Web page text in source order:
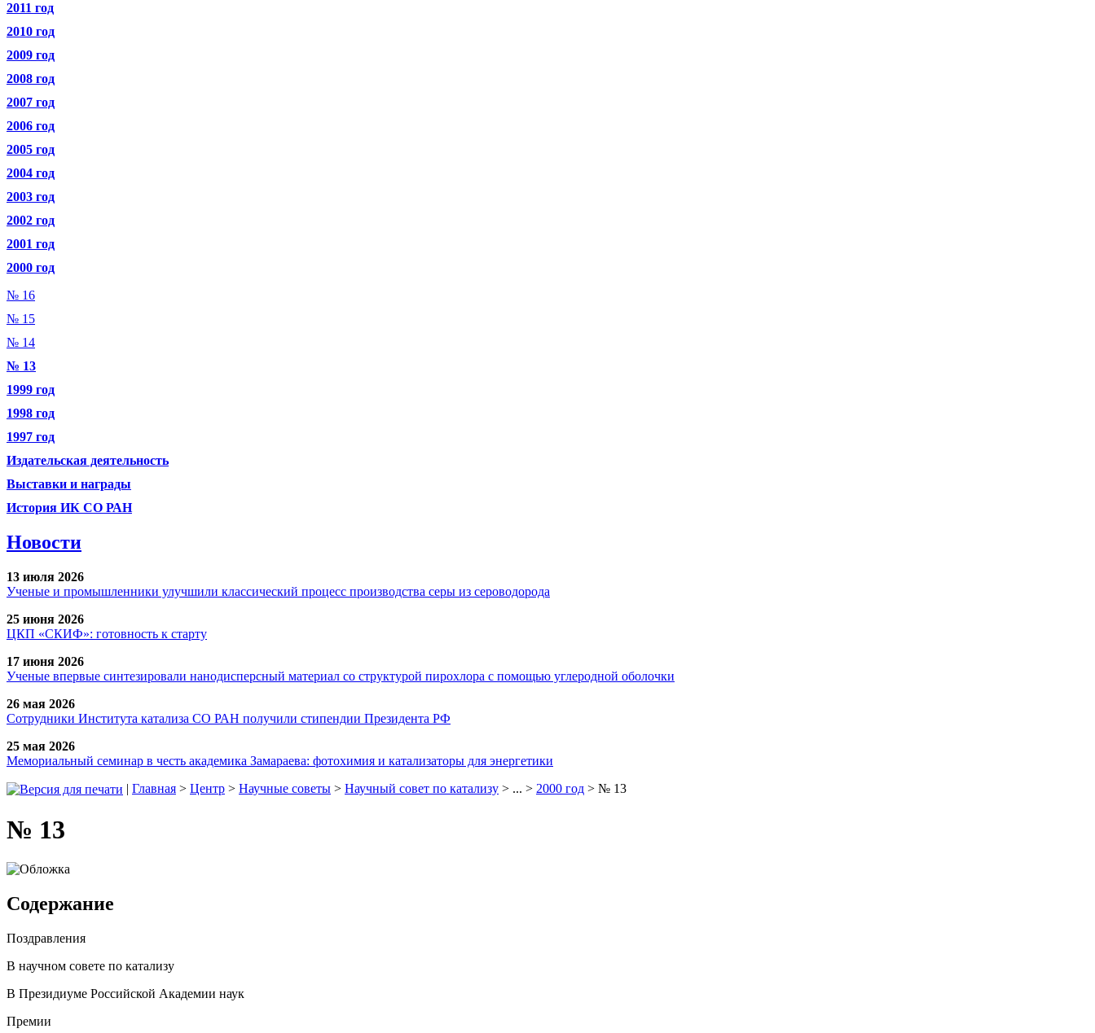
2011 год
2010 год
2009 год
2008 год
2007 год
2006 год
2005 год
2004 год
2003 год
2002 год
2001 год
2000 год
№ 16
№ 15
№ 14
№ 13
1999 год
1998 год
1997 год
Издательская деятельность
Выставки и награды
История ИК СО РАН
Новости
13 июля 2026
Ученые и промышленники улучшили классический процесс производства серы из сероводорода
25 июня 2026
ЦКП «СКИФ»: готовность к старту
17 июня 2026
Ученые впервые синтезировали нанодисперсный материал со структурой пирохлора с помощью углеродной оболочки
26 мая 2026
Сотрудники Института катализа СО РАН получили стипендии Президента РФ
25 мая 2026
Мемориальный семинар в честь академика Замараева: фотохимия и катализаторы для энергетики
| Главная > Центр > Научные советы > Научный совет по катализу > ... > 2000 год > № 13
№ 13
Содержание
Поздравления
В научном совете по катализу
В Президиуме Российской Академии наук
Премии